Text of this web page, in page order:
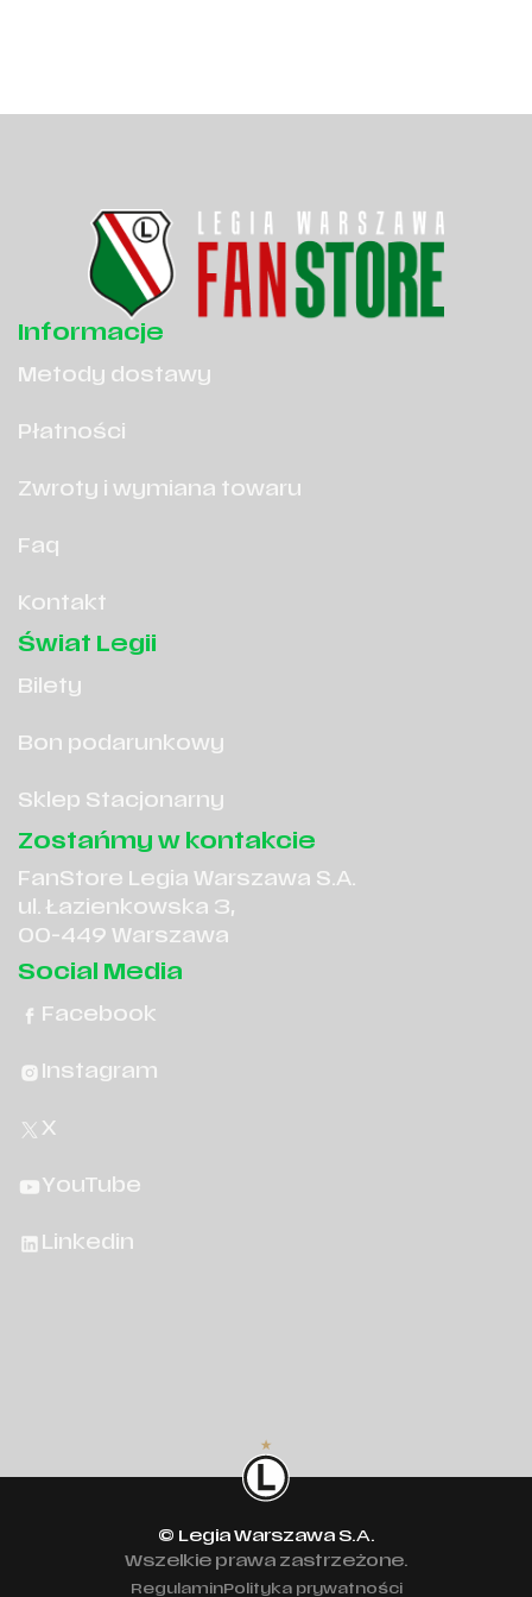
Informacje
Metody dostawy
Płatności
Zwroty i wymiana towaru
Faq
Kontakt
Świat Legii
Bilety
Bon podarunkowy
Sklep Stacjonarny
Zostańmy w kontakcie
FanStore Legia Warszawa S.A.
ul. Łazienkowska 3,
00-449 Warszawa
Social Media
Facebook
Instagram
X
YouTube
Linkedin
© Legia Warszawa S.A.
Wszelkie prawa zastrzeżone.
RegulaminPolityka prywatności